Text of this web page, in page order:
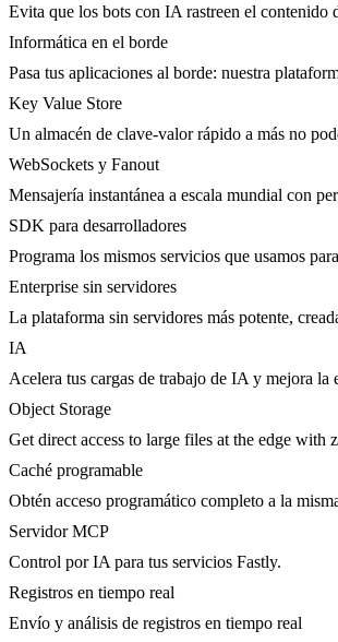
Evita que los bots con IA rastreen el contenido
Informática en el borde
Pasa tus aplicaciones al borde: nuestra
Key Value Store
Un almacén de clave-valor rápido a más no
WebSockets y Fanout
Mensajería instantánea a escala mundial con
SDK para desarrolladores
Programa los mismos servicios que usamos
Enterprise sin servidores
La plataforma sin servidores más potente,
IA
Acelera tus cargas de trabajo de IA y mejora
Object Storage
Get direct access to large files at the edge with
Caché programable
Obtén acceso programático completo a la
Servidor MCP
Control por IA para tus servicios Fastly.
Registros en tiempo real
Envío y análisis de registros en tiempo real